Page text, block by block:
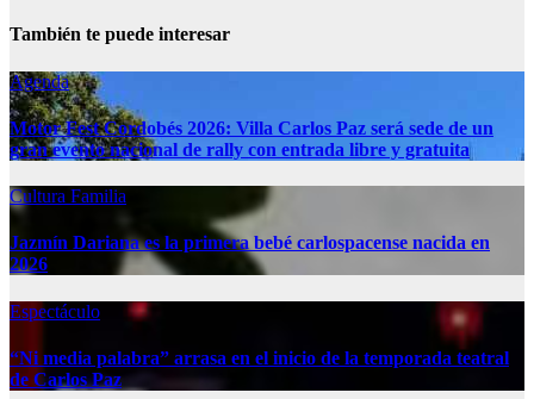
También te puede interesar
Agenda
Motor Fest Cordobés 2026: Villa Carlos Paz será sede de un
gran evento nacional de rally con entrada libre y gratuita
Cultura Familia
Jazmín Dariana es la primera bebé carlospacense nacida en
2026
Espectáculo
“Ni media palabra” arrasa en el inicio de la temporada teatral
de Carlos Paz